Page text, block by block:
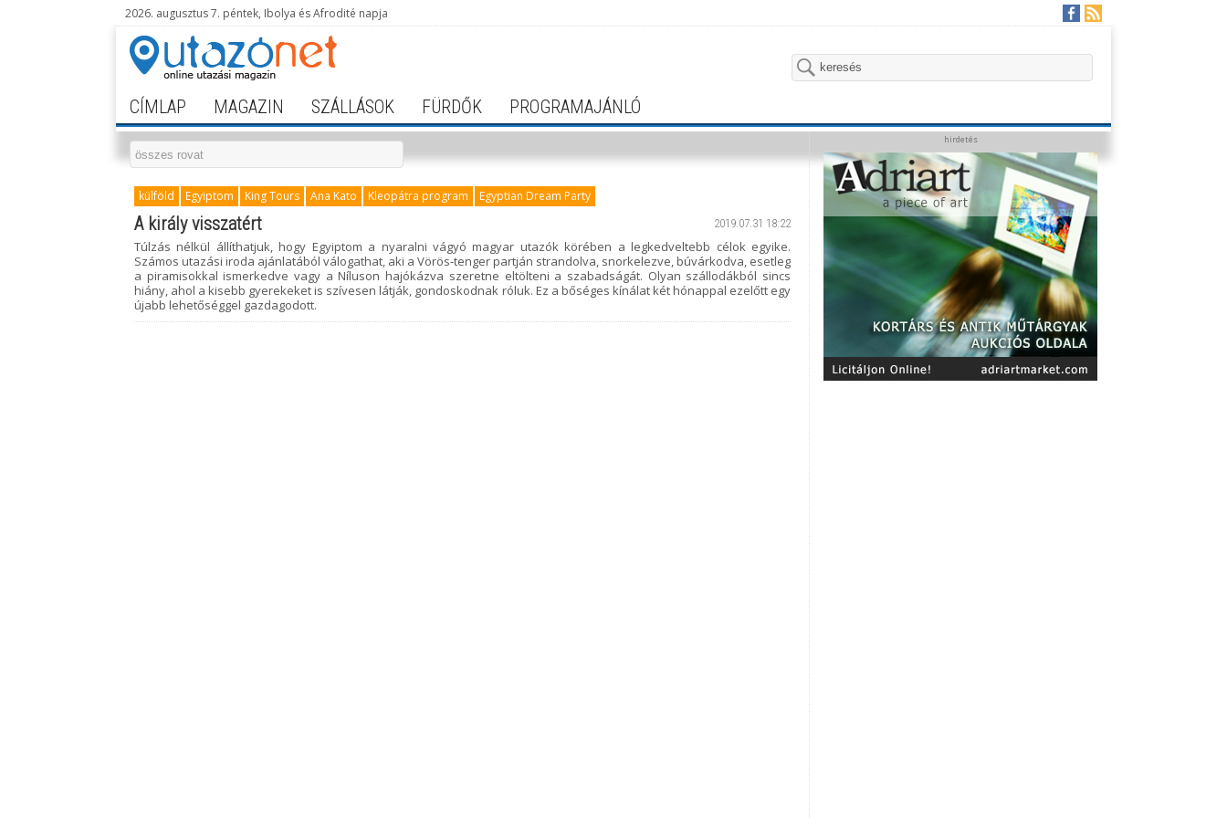
2026. augusztus 7. péntek, Ibolya és Afrodité napja
CÍMLAP MAGAZIN SZÁLLÁSOK FÜRDŐK PROGRAMAJÁNLÓ
külföld Egyiptom King Tours Ana Kato Kleopátra program Egyptian Dream Party
2019.07.31 18:22
A király visszatért
Túlzás nélkül állíthatjuk, hogy Egyiptom a nyaralni vágyó magyar utazók körében a legkedveltebb célok egyike.
Számos utazási iroda ajánlatából válogathat, aki a Vörös-tenger partján strandolva, snorkelezve, búvárkodva, esetleg
a piramisokkal ismerkedve vagy a Níluson hajókázva szeretne eltölteni a szabadságát. Olyan szállodákból sincs
hiány, ahol a kisebb gyerekeket is szívesen látják, gondoskodnak róluk. Ez a bőséges kínálat két hónappal ezelőtt egy
újabb lehetőséggel gazdagodott.
hirdetés